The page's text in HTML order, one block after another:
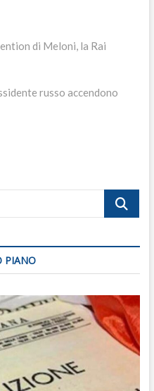
di Meloni, la Rai
russo accendono
Cerca
PIANO